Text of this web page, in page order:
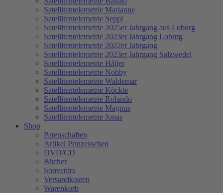
Satellitentelemetrie Marianne
Satellitentelemetrie Seppl
Satellitentelemetrie 2025er Jahrgang aus Loburg
Satellitentelemetrie 2023er Jahrgang Loburg
Satellitentelemetrie 2022er Jahrgang
Satellitentelemetrie 2023er Jahrgang Salzwedel
Satellitentelemetrie Håljer
Satellitentelemetrie Nobby
Satellitentelemetrie Waldemar
Satellitentelemetrie Köckte
Satellitentelemetrie Rolando
Satellitentelemetrie Magnus
Satellitentelemetrie Jonas
Shop
Patenschaften
Artikel Prinzesschen
DVD/CD
Bücher
Souvenirs
Versandkosten
Warenkorb